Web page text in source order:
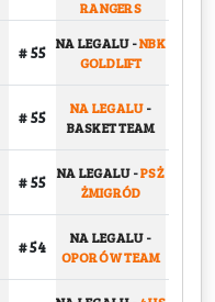
RANGERS
# 55 NA LEGALU-NBK
GOLDLIFT
# 55 NA LEGALU-
BASKET TEAM
# 55 NA LEGALU-PSŻ
ŻMIGRÓD
# 54 NA LEGALU-
OPORÓW TEAM